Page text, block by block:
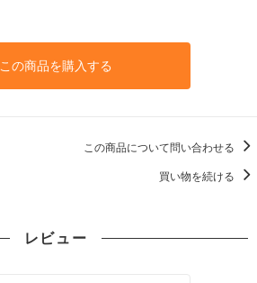
この商品を購入する
この商品について問い合わせる
買い物を続ける
レビュー